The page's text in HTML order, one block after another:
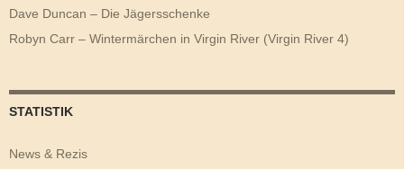
Dave Duncan – Die Jägersschenke
Robyn Carr – Wintermärchen in Virgin River (Virgin River 4)
STATISTIK
News & Rezis